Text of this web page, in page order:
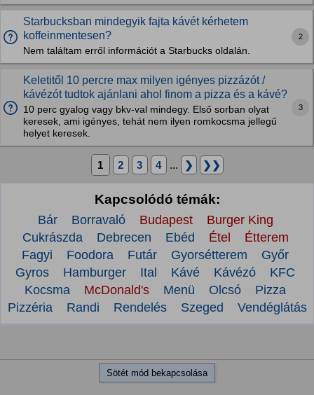
Starbucksban mindegyik fajta kávét kérhetem
koffeinmentesen?
Nem találtam erről információt a Starbucks oldalán.
2
Keletitől 10 percre max milyen igényes pizzázót /
kávézót tudtok ajánlani ahol finom a pizza és a kávé?
10 perc gyalog vagy bkv-val mindegy. Első sorban olyat
keresek, ami igényes, tehát nem ilyen romkocsma jellegű
helyet keresek.
3
1 2 3 4 ... ❯ ❯❯
Kapcsolódó témák:
Bár Borravaló Budapest
Burger King
Cukrászda
Debrecen Ebéd Étel
Étterem
Fagyi
Foodora Futár Gyorsétterem
Győr
Gyros
Hamburger Ital Kávé Kávézó
KFC
Kocsma
McDonald's Menü Olcsó
Pizza
Pizzéria
Randi Rendelés Szeged Vendéglátás
Sötét mód bekapcsolása